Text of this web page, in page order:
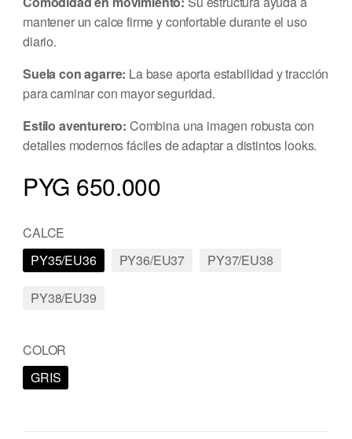
mantener un calce firme y confortable durante el uso
diario.
Suela con agarre: La base aporta estabilidad y tracción
para caminar con mayor seguridad.
Estilo aventurero: Combina una imagen robusta con
detalles modernos fáciles de adaptar a distintos looks.
PYG 650.000
CALCE
PY35/EU36
PY36/EU37 PY37/EU38
PY38/EU39
COLOR
GRIS